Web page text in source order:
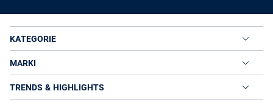
KATEGORIE
MARKI
TRENDS & HIGHLIGHTS